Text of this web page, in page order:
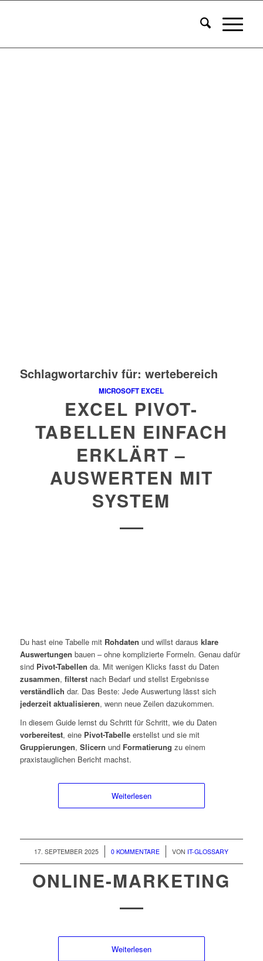
Schlagwortarchiv für: wertebereich
MICROSOFT EXCEL
EXCEL PIVOT-
TABELLEN EINFACH
ERKLÄRT –
AUSWERTEN MIT
SYSTEM
Du hast eine Tabelle mit Rohdaten und willst daraus klare
Auswertungen bauen – ohne komplizierte Formeln. Genau dafür
sind Pivot-Tabellen da. Mit wenigen Klicks fasst du Daten
zusammen, filterstnach Bedarf und stellst Ergebnisse
verständlich dar. Das Beste: Jede Auswertung lässt sich
jederzeit aktualisieren, wenn neue Zeilen dazukommen.
In diesem Guide lernst du Schritt für Schritt, wie du Daten
vorbereitest, eine Pivot-Tabelleerstellst und sie mit
Gruppierungen, Slicern und Formatierung zu einem
praxistauglichen Bericht machst.
Weiterlesen
17. SEPTEMBER 2025
/ 0 KOMMENTARE
/ VON IT-GLOSSARY
ONLINE-MARKETING
Weiterlesen